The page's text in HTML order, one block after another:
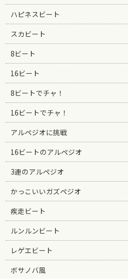
ハピネスビート
スカビート
8ビート
16ビート
8ビートでチャ！
16ビートでチャ！
アルペジオに挑戦
16ビートのアルペジオ
3連のアルペジオ
かっこいいガズペジオ
疾走ビート
ルンルンビート
レゲエビート
ボサノバ風